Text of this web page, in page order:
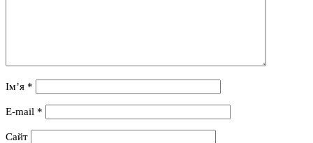
Ім’я *
E-mail *
Сайт